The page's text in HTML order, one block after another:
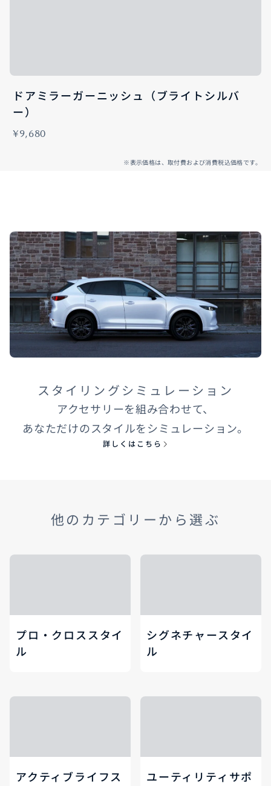
ドアミラーガーニッシュ（ブライトシルバ
ー）
¥9,680
※表示価格は、取付費および消費税込価格です。
スタイリングシミュレーション
アクセサリーを組み合わせて、
あなただけのスタイルをシミュレーション。
詳しくはこちら
他のカテゴリーから選ぶ
プロ・クロススタイ
ル
シグネチャースタイ
ル
アクティブライフス
ユーティリティサポ